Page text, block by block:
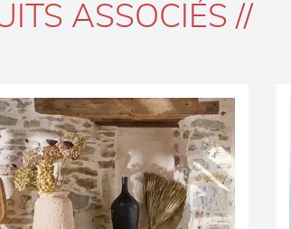
ASSOCIÉS //